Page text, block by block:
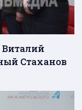
Виталий
Стаханов